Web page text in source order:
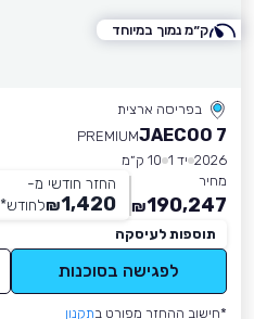
בפריסה ארצית
JAECOO 7
PREMIUM
2026 יד 1
10 ק״מ
מחיר
190,247
₪
החזר חודשי מ-
1,420
₪לחודש*
תוספות לעיסקה
לפגישה בסוכנות
*חישוב ההחזר מפורט בתקנון
ק״מ נמוך במיוחד